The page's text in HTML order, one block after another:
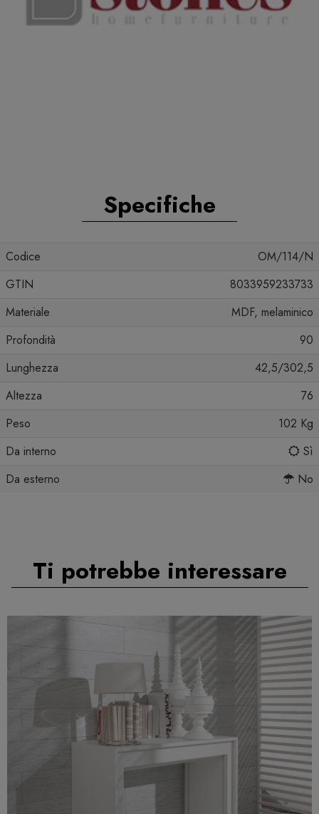
Specifiche
Codice
OM/114/N
GTIN
8033959233733
Materiale
MDF, melaminico
Profondità
90
Lunghezza
42,5/302,5
Altezza
76
Peso
102 Kg
Da interno
Sì
Da esterno
No
Ti potrebbe interessare